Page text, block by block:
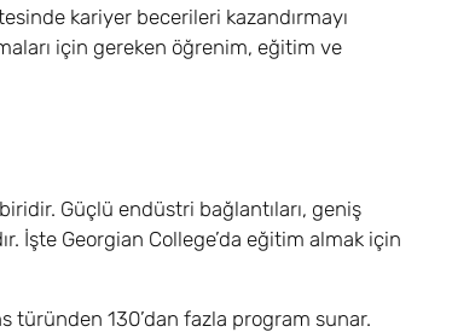
kariyer becerileri kazandırmayı
için gereken öğrenim, eğitim ve
Güçlü endüstri bağlantıları, geniş
İşte Georgian College’da eğitim almak için
türünden 130’dan fazla program sunar.